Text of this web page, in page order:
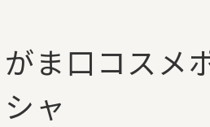
がま口コス
シャ